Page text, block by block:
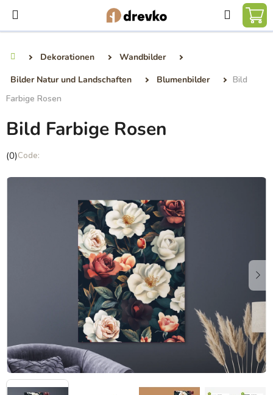
Inhalt
springen
Suchen
Dekorationen
Wandbilder
Bilder Natur und Landschaften
Blumenbilder
Bild
Farbige Rosen
Bild Farbige Rosen
Die
Produktbewertung
(0)